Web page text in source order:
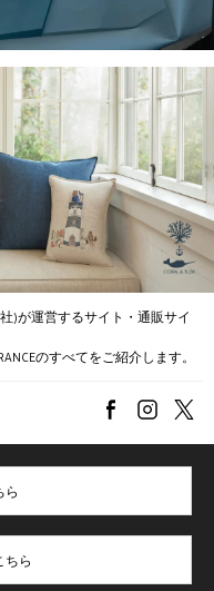
)が運営するサイト・通販サイ
のすべてをご紹介します。
ら
ちら